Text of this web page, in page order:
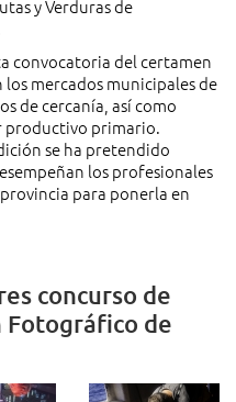
y Verduras de
convocatoria del certamen
mercados municipales de
de cercanía, así como
productivo primario.
se ha pretendido
los profesionales
para ponerla en
concurso de
de